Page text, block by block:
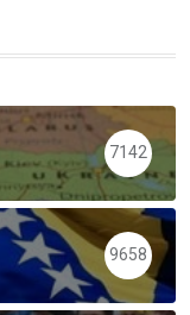
7142
9658